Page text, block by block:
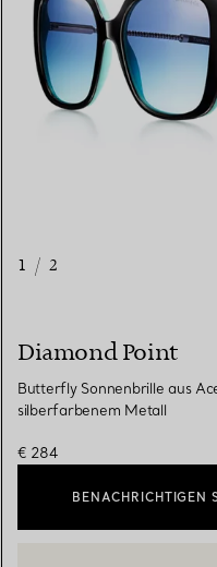
1 / 2
Diamond Point
Butterfly Sonnenbrille aus
silberfarbenem Metall
€ 284
BENACHRICHTIGEN